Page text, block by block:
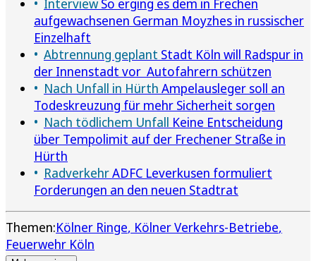
Interview So erging es dem in Frechen
aufgewachsenen German Moyzhes in russischer
Einzelhaft
Abtrennung geplant Stadt Köln will Radspur in
der Innenstadt vor Autofahrern schützen
Nach Unfall in Hürth Ampelausleger soll an
Todeskreuzung für mehr Sicherheit sorgen
Nach tödlichem Unfall Keine Entscheidung
über Tempolimit auf der Frechener Straße in
Hürth
RadverkehrADFC Leverkusen formuliert
Forderungen an den neuen Stadtrat
Themen:Kölner Ringe Kölner Verkehrs-Betriebe
Feuerwehr Köln